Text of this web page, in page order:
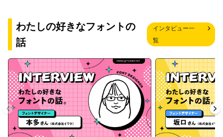
わたしの好きなフォントの
話
インタビュー一
覧